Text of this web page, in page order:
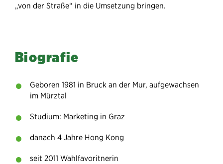
„von der Straße“ in die Umsetzung bringen.
Biografie
​Geboren 1981 in Bruck an der Mur, aufgewachsen
im Mürztal
Studium: Marketing in Graz
danach 4 Jahre Hong Kong
seit 2011 Wahlfavoritnerin